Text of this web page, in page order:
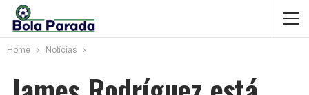
Home Notícias